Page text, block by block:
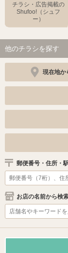
チラシ・広告掲載の
Shufoo!（シュフ
ー）
他のチラシを探す
現在地か
郵便番号・住所・
お店の名前から検